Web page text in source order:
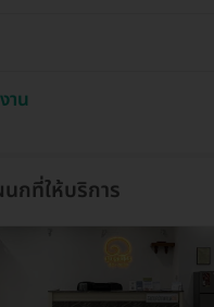
าน
กที่ให้บริการ